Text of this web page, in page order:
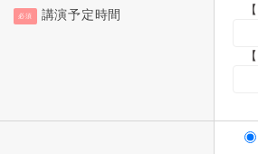
必須 講演予定時間 【
【